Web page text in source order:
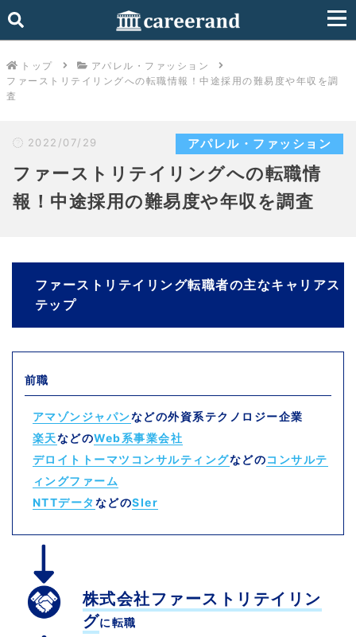
トップ
アパレル・ファッション
ファーストリテイリングへの転職情報！中途採用の難易度や年収を調
査
2022/07/29 アパレル・ファッション
ファーストリテイリングへの転職情
報！中途採用の難易度や年収を調査
ファーストリテイリング転職者の主なキャリアス
テップ
前職
アマゾンジャパンなどの外資系テクノロジー企業
楽天などのWeb系事業会社
デロイトトーマツコンサルティングなどのコンサルテ
ィングファーム
NTTデータ などのSIer
株式会社ファーストリテイリン
グに転職